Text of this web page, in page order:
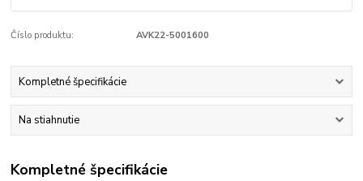
Číslo produktu: AVK22-5001600
Kompletné špecifikácie
Na stiahnutie
Kompletné špecifikácie